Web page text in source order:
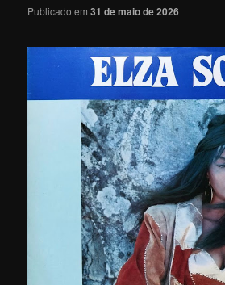
Publicado em31 de maio de 2026